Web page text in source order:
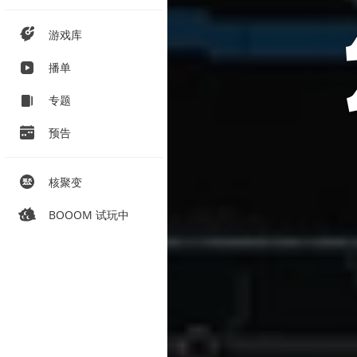
游戏库
播单
专题
预告
核聚变
BOOOM 试玩中